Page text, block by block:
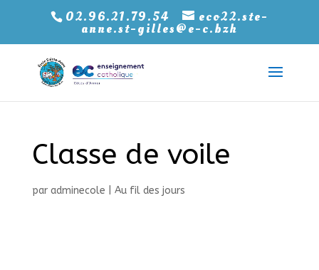
02.96.21.79.54 eco22.ste-
anne.st-gilles@e-c.bzh
Classe de voile
par adminecole Au fil des jours